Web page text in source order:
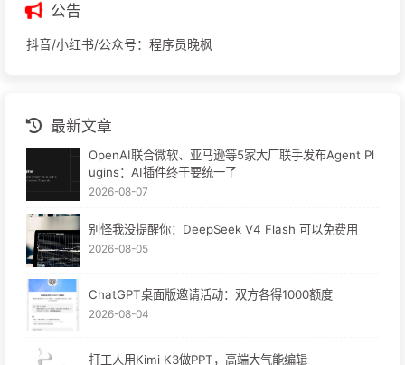
公告
抖音/小红书/公众号：程序员晚枫
最新文章
OpenAI联合微软、亚马逊等5家大厂联手发布Agent Pl
ugins：AI插件终于要统一了
2026-08-07
别怪我没提醒你：DeepSeek V4 Flash 可以免费用
2026-08-05
ChatGPT桌面版邀请活动：双方各得1000额度
2026-08-04
打工人用Kimi K3做PPT，高端大气能编辑